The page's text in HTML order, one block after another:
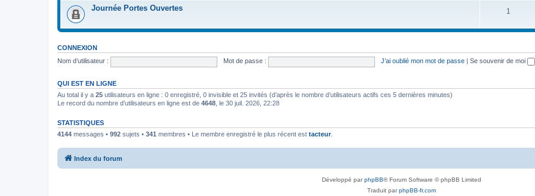
Journée Portes Ouvertes 1
CONNEXION
Nom d’utilisateur :
Mot de passe : J’ai oublié mon mot de passe Se souvenir de moi
QUI EST EN LIGNE
Au total il y a 25 utilisateurs en ligne : 0 enregistré, 0 invisible et 25 invités (d’après le nombre d’utilisateurs actifs ces 5 dernières minutes)
Le record du nombre d’utilisateurs en ligne est de 4648 , le 30 juil. 2026, 22:28
STATISTIQUES
4144 messages • 992 sujets • 341 membres • Le membre enregistré le plus récent est tacteur.
Index du forum
Développé parphpBB® Forum Software © phpBB Limited
Traduit parphpBB-fr.com